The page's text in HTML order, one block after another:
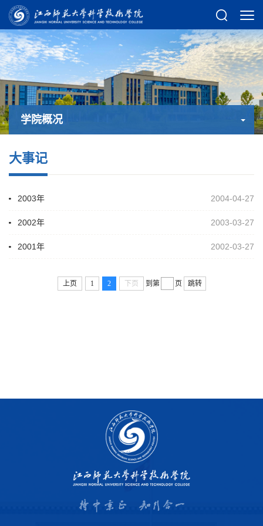
学院概况
学院概况
大事记
2003年 2004-04-27
2002年 2003-03-27
2001年 2002-03-27
上页 1 2 下页 到第 页 跳转